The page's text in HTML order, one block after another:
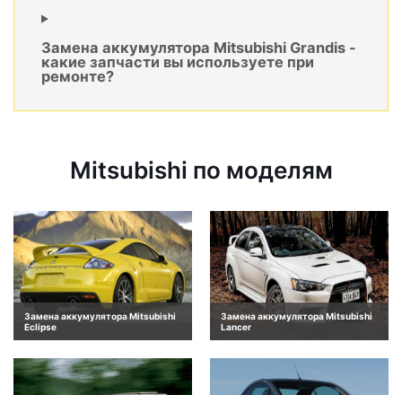
Замена аккумулятора Mitsubishi Grandis -
какие запчасти вы используете при
ремонте?
Mitsubishi по моделям
Замена аккумулятора Mitsubishi
Eclipse
Замена аккумулятора Mitsubishi
Lancer